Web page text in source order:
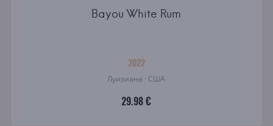
Bayou White Rum
2022
Луизиана · США
29.98 €